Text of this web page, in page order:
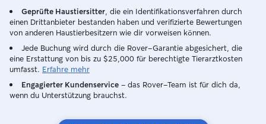
sorge stets für eine sichere Umgebung,
achte genau auf die Bedürfnisse des
Tieres und halte mich strikt an deine
Vorgaben bezüglich Fütterung und
Gewohnheiten. Ein respektvoller und
liebevoller Umgang steht für mich an
erster Stelle
Geprüfte Haustiersitter , die ein Identifikationsverfahren durch
einen Drittanbieter bestanden haben und verifizierte Bewertungen
von anderen Haustierbesitzern wie dir vorweisen können.
Jede Buchung wird durch die Rover-Garantie abgesichert, die
eine Erstattung von bis zu $25,000 für berechtigte Tierarztkosten
umfasst. Erfahre mehr
Engagierter Kundenservice – das Rover-Team ist für dich da,
wenn du Unterstützung brauchst.